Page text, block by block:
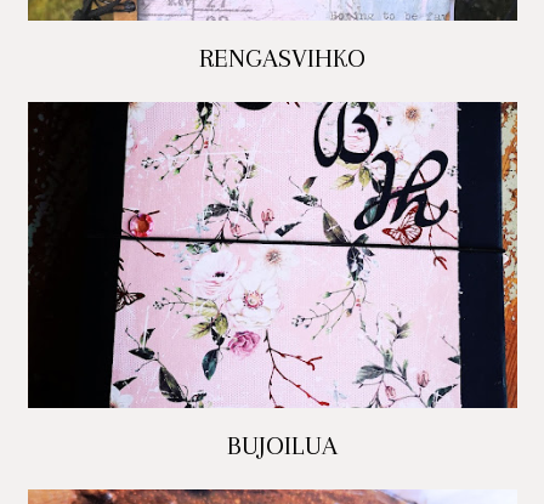
RENGASVIHKO
BUJOILUA